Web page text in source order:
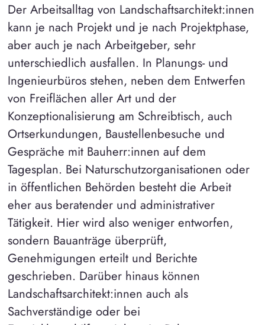
Der Arbeitsalltag von Landschaftsarchitekt:innen
kann je nach Projekt und je nach Projektphase,
aber auch je nach Arbeitgeber, sehr
unterschiedlich ausfallen. In Planungs- und
Ingenieurbüros stehen, neben dem Entwerfen
von Freiflächen aller Art und der
Konzeptionalisierung am Schreibtisch, auch
Ortserkundungen, Baustellenbesuche und
Gespräche mit Bauherr:innen auf dem
Tagesplan. Bei Naturschutzorganisationen oder
in öffentlichen Behörden besteht die Arbeit
eher aus beratender und administrativer
Tätigkeit. Hier wird also weniger entworfen,
sondern Bauanträge überprüft,
Genehmigungen erteilt und Berichte
geschrieben. Darüber hinaus können
Landschaftsarchitekt:innen auch als
Sachverständige oder bei